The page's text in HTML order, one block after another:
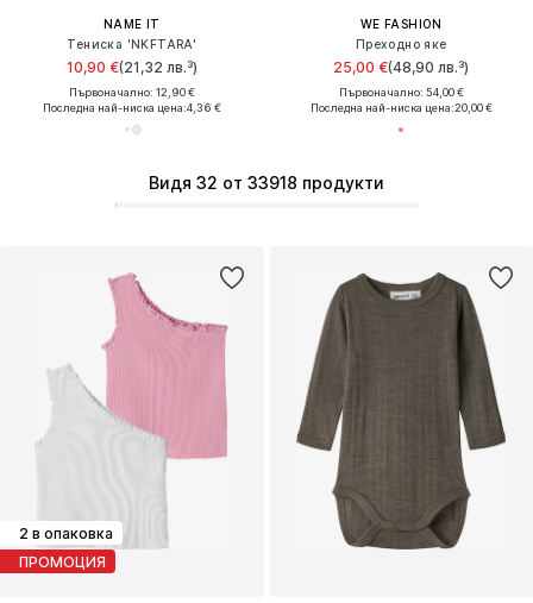
NAME IT
Тениска 'NKFTARA'
10,90 €(21,32 лв.³)
Първоначално: 12,90 €
Последна най-ниска цена:4,36 €
WE FASHION
Преходно яке
25,00 €(48,90 лв.³)
Първоначално: 54,00 €
Последна най-ниска цена:20,00 €
Видя 32 от 33918 продукти
2 в опаковка
ПРОМОЦИЯ